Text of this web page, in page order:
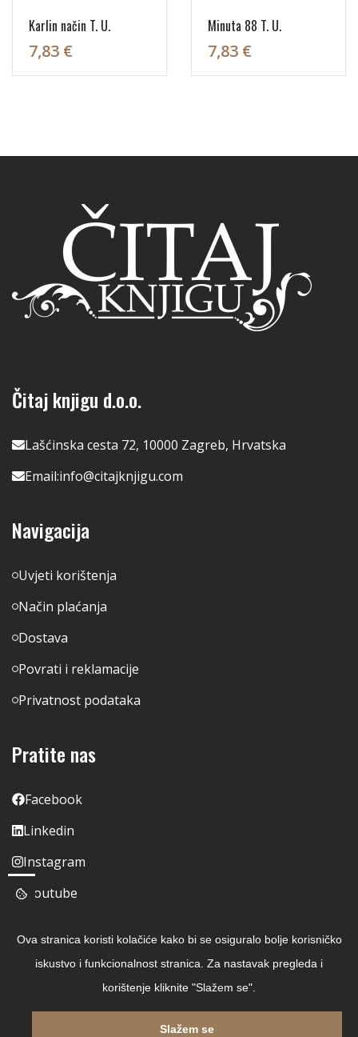
Karlin način T. U.
7,83 €
Minuta 88 T. U.
7,83 €
Čitaj knjigu d.o.o.
Lašćinska cesta 72, 10000 Zagreb, Hrvatska
Email:info@citajknjigu.com
Navigacija
Uvjeti korištenja
Način plaćanja
Dostava
Povrati i reklamacije
Privatnost podataka
Pratite nas
Facebook
Linkedin
Instagram
Youtube
Ova stranica koristi kolačiće kako bi se osiguralo bolje korisničko
iskustvo i funkcionalnost stranica. Za nastavak pregleda i
korištenje kliknite "Slažem se".
Slažem se